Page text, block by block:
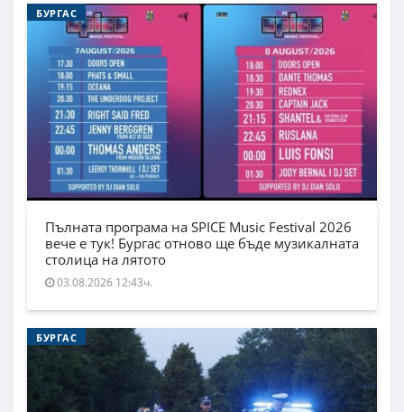
БУРГАС
Пълната програма на SPICE Music Festival 2026
вече е тук! Бургас отново ще бъде музикалната
столица на лятото
03.08.2026 12:43ч.
БУРГАС